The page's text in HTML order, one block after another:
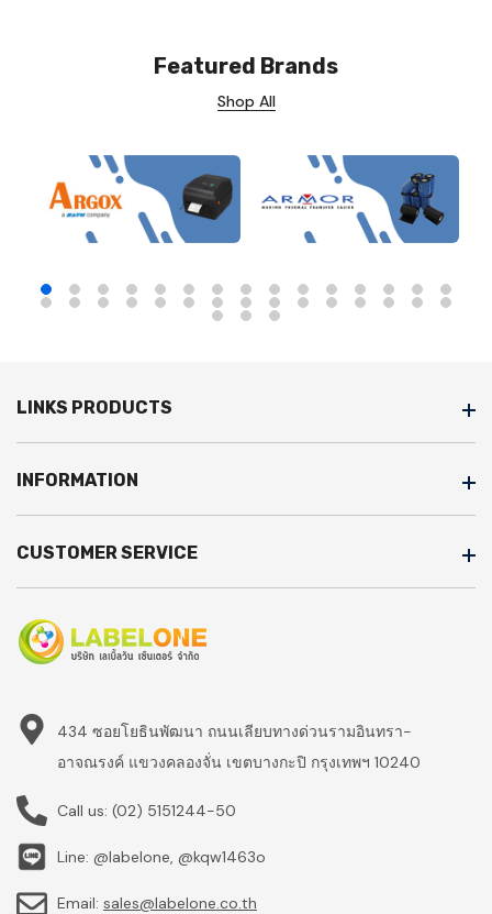
Featured Brands
Shop All
LINKS PRODUCTS
INFORMATION
CUSTOMER SERVICE
434 ซอยโยธินพัฒนา ถนนเลียบทางด่วนรามอินทรา-
อาจณรงค์ แขวงคลองจั่น เขตบางกะปิ กรุงเทพฯ 10240
Call us: (02) 5151244-50
Line: @labelone, @kqw1463o
Email: sales@labelone.co.th